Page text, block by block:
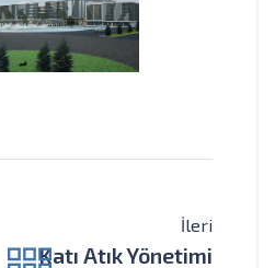
İleri
Katı Atık Yönetimi